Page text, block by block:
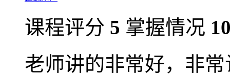
课程评分 5 掌握情况
老师讲的非常好，非